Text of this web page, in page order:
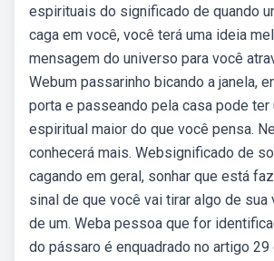
espirituais do significado de quando
caga em você, você terá uma ideia
mensagem do universo para você
Webum passarinho bicando a janela,
porta e passeando pela casa pode
espiritual maior do que você pensa.
conhecerá mais. Websignificado de
cagando em geral, sonhar que está
sinal de que você vai tirar algo de sua
de um. Weba pessoa que for
do pássaro é enquadrado no artigo